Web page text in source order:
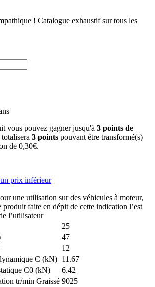
! Catalogue exhaustif sur tous les
vous pouvez gagner jusqu'à 3 points de
3 points pouvant être transformé(s)
de 0,30€.
prix inférieur
une utilisation sur des véhicules à moteur,
produit faite en dépit de cette indication l’est
l’utilisateur
25
47
12
C (kN) 11.67
C0 (kN)
6.42
tr/min Graissé 9025